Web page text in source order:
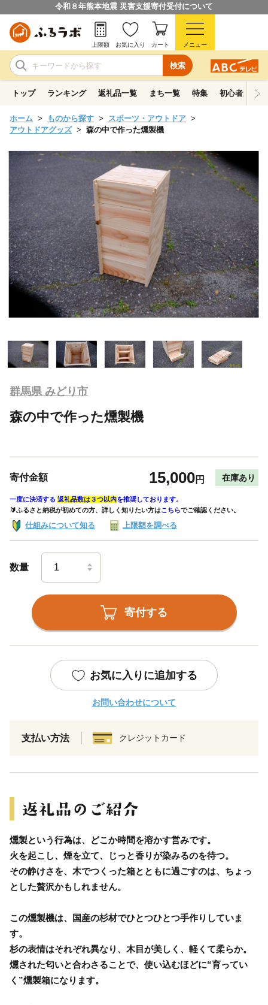
令和８年熊本地震 災害支援寄付受付について
検索
上限額 お気に入り カート メニュー
トップ ランキング 返礼品一覧 まち一覧 特集 初心者ガイド
ホーム ものから探す
スポーツ・アウトドア
アウトドアグッズ
森の中で作った燻製機
群馬県 みどり市
森の中で作った燻製機
寄付金額 15,000円 在庫あり
一度に決済する 返礼品数は３つ以内を推奨しております。
🔰ふるさと納税が初めての方、詳しく知りたい方はこちらでご確認ください。
仕組みについて知る 上限額を調べる
数量
寄付する
お気に入りに追加する
お問い合わせについて
支払い方法 クレジットカード
燻製という行為は、どこか時間を溶かす営みです。
火を起こし、煙を立て、じっと香りが染みるのを待つ。
その静けさを、木でつくった箱とともに過ごすのは、ちょっ
とした贅沢かもしれません。
この燻製機は、国産の杉材でひとつひとつ手作りしていま
す。
杉の表情はそれぞれ異なり、木目が美しく、軽くて柔らか。
燻された匂いと合わさることで、使い込むほどに“育ってい
く”燻製箱になります。